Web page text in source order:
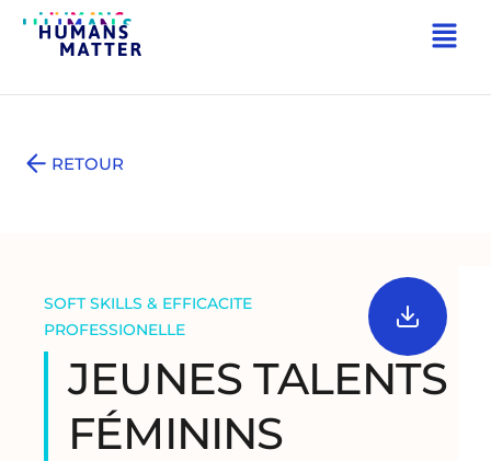
RETOUR
SOFT SKILLS & EFFICACITE
PROFESSIONELLE
JEUNES TALENTS
FÉMININS